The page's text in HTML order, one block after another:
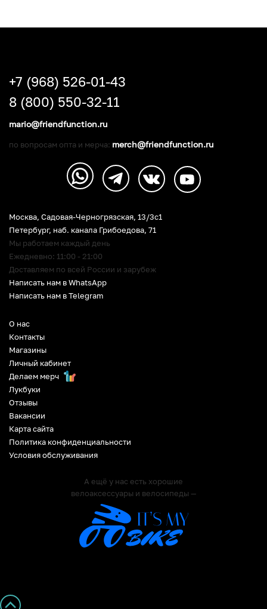
О нас
Контакты
Магазины
Личный кабинет
Делаем мерч
Лукбуки
Отзывы
Вакансии
Карта сайта
Политика конфиденциальности
Условия обслуживания
А ещё у нас есть хорошие
велоаксессуары и велосипеды —
Москва, Садовая-Черногрязская, 13/3c1
Петербург, наб. канала Грибоедова, 71
Мы работаем каждый день
Ежедневно: 11:00 - 21:00
Доставляем по всей России и зарубеж
Написать нам в WhatsApp
Написать нам в Telegram
+7 (968) 526-01-43
8 (800) 550-32-11
mario@friendfunction.ru
по вопросам опта и мерча: merch@friendfunction.ru